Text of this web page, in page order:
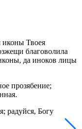
иконы Твоея
благоволила
да иноков лицы
прозябение;
радуйся, Богу